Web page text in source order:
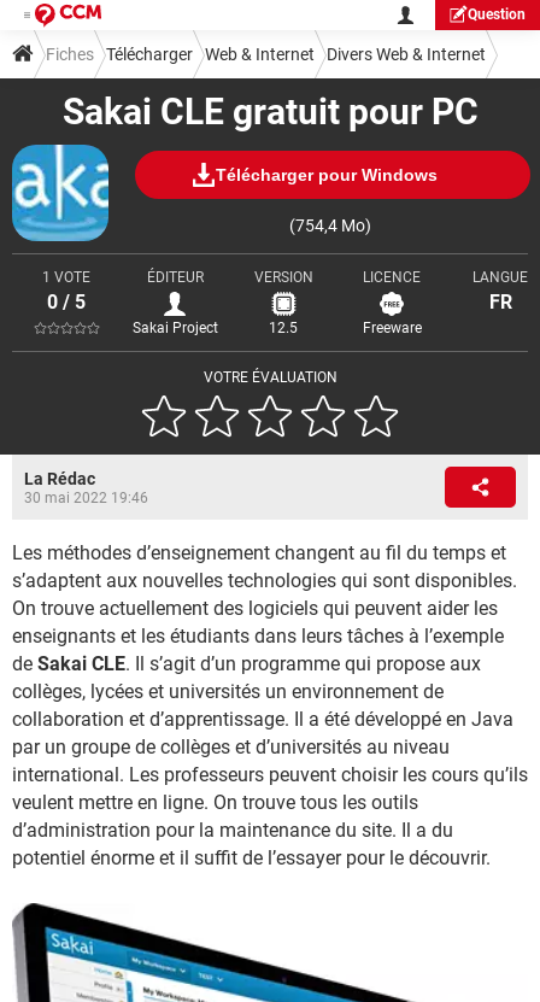
Question
Sakai CLE gratuit pour PC
Télécharger pour Windows
(754,4 Mo)
VOTRE ÉVALUATION
1 VOTE
0 / 5
ÉDITEUR
Sakai Project
VERSION
12.5
LICENCE
Freeware
LANGUE
FR
Fiches Télécharger Web & Internet Divers Web & Internet
La Rédac
30 mai 2022 19:46
Les méthodes d’enseignement changent au fil du temps et
s’adaptent aux nouvelles technologies qui sont disponibles.
On trouve actuellement des logiciels qui peuvent aider les
enseignants et les étudiants dans leurs tâches à l’exemple
de Sakai CLE. Il s’agit d’un programme qui propose aux
collèges, lycées et universités un environnement de
collaboration et d’apprentissage. Il a été développé en Java
par un groupe de collèges et d’universités au niveau
international. Les professeurs peuvent choisir les cours qu’ils
veulent mettre en ligne. On trouve tous les outils
d’administration pour la maintenance du site. Il a du
potentiel énorme et il suffit de l’essayer pour le découvrir.